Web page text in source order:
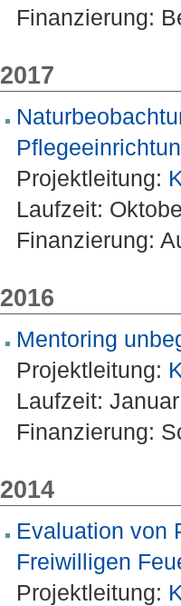
Finanzierung:
2017
Projektleitung:
Laufzeit:
Finanzierung:
2016
Mentoring
Projektleitung:
Laufzeit:
Finanzierung:
2014
Evaluation von
Freiwilligen
Projektleitung: